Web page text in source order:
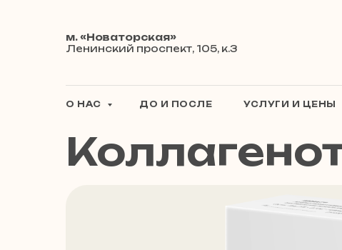
м. «Новаторская»
Ленинский проспект, 105, к.3
О НАС ДО И ПОСЛЕ УСЛУГИ И ЦЕНЫ